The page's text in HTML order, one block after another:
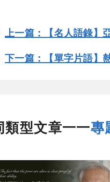
上一篇：【名人語錄】
下一篇：【單字片語】
類型文章一一專